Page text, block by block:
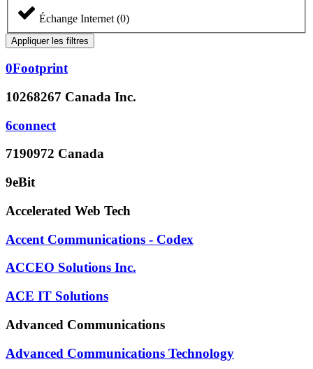
Échange Internet (0)
Appliquer les filtres
0Footprint
10268267 Canada Inc.
6connect
7190972 Canada
9eBit
Accelerated Web Tech
Accent Communications - Codex
ACCEO Solutions Inc.
ACE IT Solutions
Advanced Communications
Advanced Communications Technology